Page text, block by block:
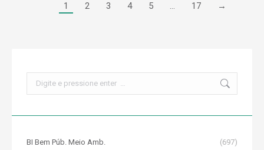
1 2 3 4 5 … 17 →
BI Bem Púb. Meio Amb.
(697)